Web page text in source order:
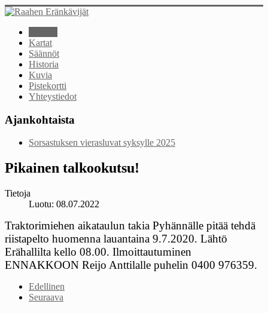
Kartat
Säännöt
Historia
Kuvia
Pistekortti
Yhteystiedot
Ajankohtaista
Sorsastuksen vierasluvat syksylle 2025
Pikainen talkookutsu!
Tietoja
Luotu: 08.07.2022
Traktorimiehen aikataulun takia Pyhännälle pitää tehdä
riistapelto huomenna lauantaina 9.7.2020. Lähtö
Erähallilta kello 08.00. Ilmoittautuminen
ENNAKKOON Reijo Anttilalle puhelin 0400 976359.
Edellinen
Seuraava